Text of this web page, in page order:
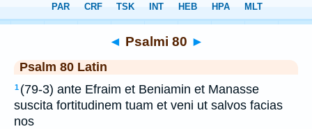
> Psalmi 80
◄ Psalmi 80 ►
Psalm 80 Latin
1 (79-3) ante Efraim et Beniamin et Manasse
suscita fortitudinem tuam et veni ut salvos facias
nos